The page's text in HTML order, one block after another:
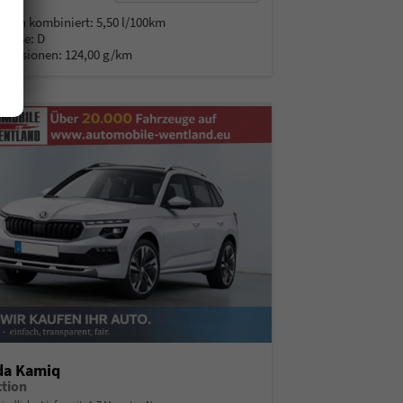
kombiniert:5,50 l/100km
D
124,00 g/km
Kamiq